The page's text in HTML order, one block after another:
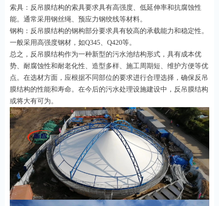
索具：反吊膜结构的索具要求具有高强度、低延伸率和抗腐蚀性
能。通常采用钢丝绳、预应力钢绞线等材料。
钢构：反吊膜结构的钢构部分要求具有较高的承载能力和稳定性。
一般采用高强度钢材，如Q345、Q420等。
总之，反吊膜结构作为一种新型的污水池结构形式，具有成本优
势、耐腐蚀性和耐老化性、造型多样、施工周期短、维护方便等优
点。在选材方面，应根据不同部位的要求进行合理选择，确保反吊
膜结构的性能和寿命。在今后的污水处理设施建设中，反吊膜结构
或将大有可为。